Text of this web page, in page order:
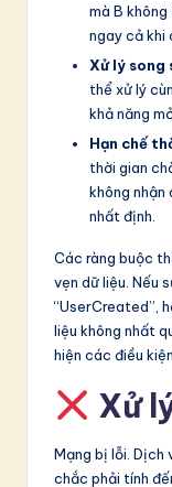
mà B
ngay cả khi
Xử lý song
thể xử lý
khả năng
Hạn chế
thời gian
không nhận
nhất định.
Các ràng buộc
vẹn dữ liệu. Nếu
“UserCreated”,
liệu không nhất
hiện các điều
Xử
Mạng bị lỗi. Dịch
chắc phải tính